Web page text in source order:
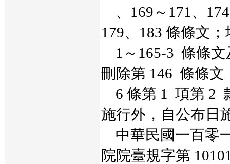
、169～171、
179、183 條條文
1～165-3 條條文
刪除第 146 條條文
6 條第 1 項第 2
施行外，自公布日
中華民國一百零
院院臺規字第